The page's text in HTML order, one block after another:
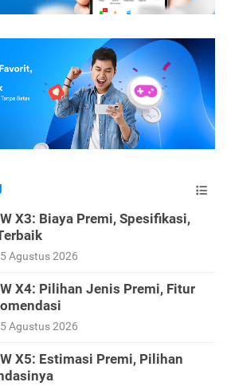
X3: Biaya Premi, Spesifikasi,
5 Agustus 2026
X4: Pilihan Jenis Premi, Fitur
5 Agustus 2026
X5: Estimasi Premi, Pilihan